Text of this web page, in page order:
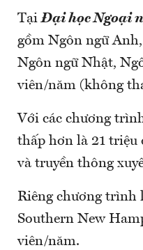
TạiĐại học Ngoại
gồm Ngôn ngữ
Ngôn ngữ Nhật,
viên/năm (không
Với các chương
thấp hơn là 21 triệu
và truyền thông
Riêng chương trình
Southern New
viên/năm.